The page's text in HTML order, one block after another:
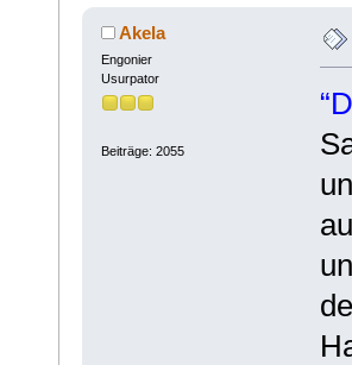
Akela
Engonier
Usurpator
Beiträge: 2055